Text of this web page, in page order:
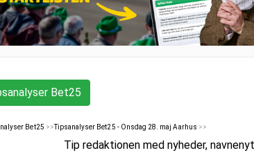
Bet25
Bet25 >>Tipsanalyser Bet25 - Onsdag 28. maj Aarhus >>
Tip redaktionen med nyheder,